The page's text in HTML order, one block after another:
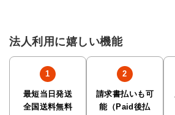
法人利用に嬉しい機能
最短当日発送
全国送料無料
請求書払いも可
能（Paid後払